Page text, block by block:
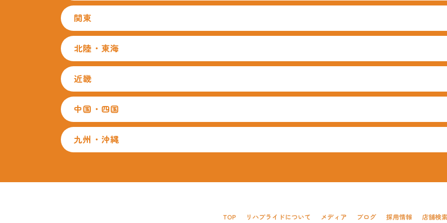
関東
北陸・東海
近畿
中国・四国
九州・沖縄
TOP リハプライドについて メディア ブログ 採用情報 店舗検